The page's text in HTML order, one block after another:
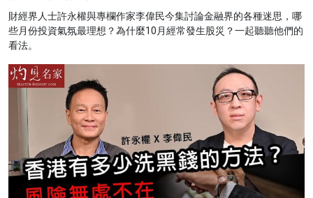
財經界人士許永權與專欄作家李偉民今集討論金融界的各種迷思，哪
些月份投資氣氛最理想？為什麼10月經常發生股災？一起聽聽他們的
看法。